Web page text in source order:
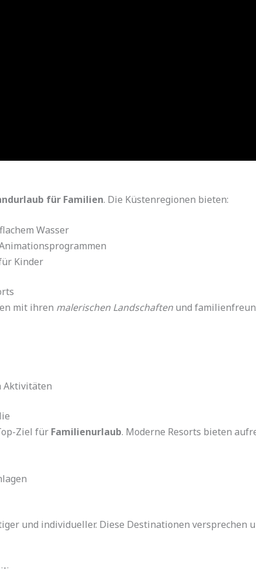
für Familien. Die Küstenregionen bieten:
Wasser
Kinder
mit ihren malerischen Landschaftenund
Aktivitäten
Ziel für Familienurlaub. Moderne Resorts bieten
und individueller. Diese Destinationen versprechen